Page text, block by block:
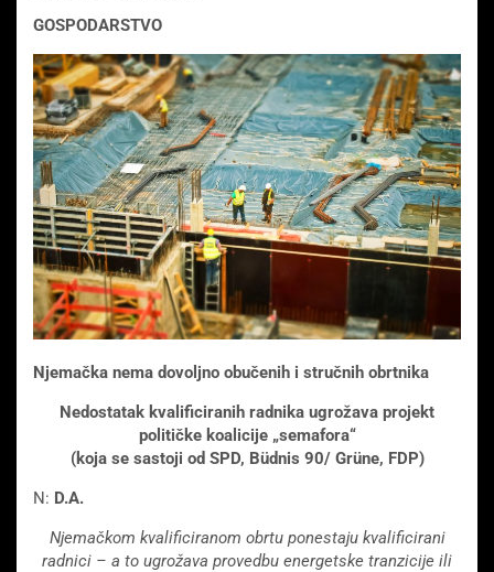
GOSPODARSTVO
Njemačka nema dovoljno obučenih i stručnih obrtnika
Nedostatak kvalificiranih radnika ugrožava projekt
političke koalicije „semafora“
(koja se sastoji od SPD, Büdnis 90/ Grüne, FDP)
N: D.A.
Njemačkom kvalificiranom obrtu ponestaju kvalificirani
radnici – a to ugrožava provedbu energetske tranzicije ili